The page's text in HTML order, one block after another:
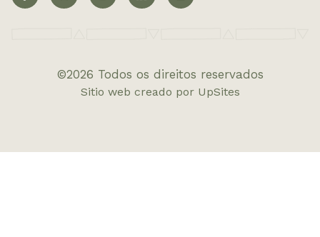
©2026 Todos os direitos reservados
Sitio web creado por UpSites